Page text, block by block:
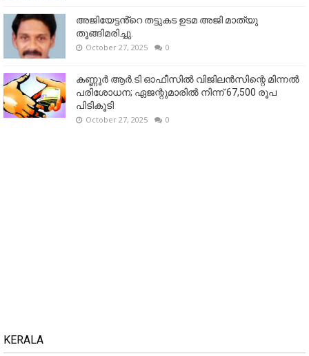
അജിയേട്ടൻ്റെ തട്ടുകട ഉടമ അജി മാത്യു
തൂങ്ങിമരിച്ചു.
October 27, 2025 0
കണ്ണൂര്‍ ആര്‍.ടി ഓഫീസില്‍ വിജിലൻസിന്റെ മിന്നല്‍
പരിശോധന; ഏജന്റുമാരില്‍ നിന്ന് 67,500 രൂപ
പിടികൂടി
October 27, 2025 0
KERALA